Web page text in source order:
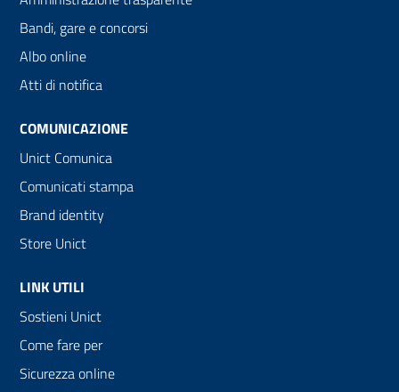
Bandi, gare e concorsi
Albo online
Atti di notifica
COMUNICAZIONE
Unict Comunica
Comunicati stampa
Brand identity
Store Unict
LINK UTILI
Sostieni Unict
Come fare per
Sicurezza online